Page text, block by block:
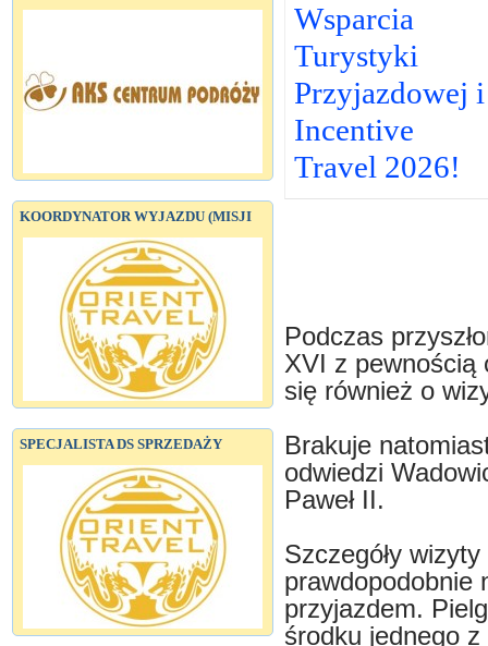
KOORDYNATOR WYJAZDU (MISJI
SPECJALISTA DS SPRZEDAŻY
Wsparcia
Turystyki
Przyjazdowej i
Incentive
Travel 2026!
Podczas
XVI z pewnością
się również o
Brakuje
odwiedzi
Paweł II.
Szczegóły
prawdopodobnie
przyjazdem.
środku jednego